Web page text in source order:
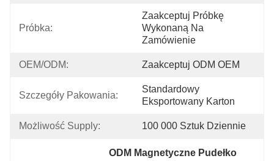
Próbka:
Zaakceptuj Próbkę
Wykonaną Na
Zamówienie
OEM/ODM: Zaakceptuj ODM OEM
Szczegóły Pakowania:
Standardowy
Eksportowany Karton
Możliwość Supply: 100 000 Sztuk Dziennie
ODM Magnetyczne Pudełko